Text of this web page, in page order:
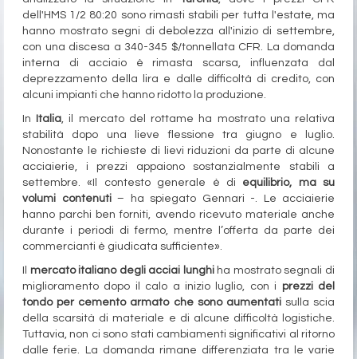
dell'HMS 1/2 80:20 sono rimasti stabili per tutta l'estate, ma
hanno mostrato segni di debolezza all'inizio di settembre,
con una discesa a 340-345 $/tonnellata CFR. La domanda
interna di acciaio è rimasta scarsa, influenzata dal
deprezzamento della lira e dalle difficoltà di credito, con
alcuni impianti che hanno ridotto la produzione.
In Italia, il mercato del rottame ha mostrato una relativa
stabilità dopo una lieve flessione tra giugno e luglio.
Nonostante le richieste di lievi riduzioni da parte di alcune
acciaierie, i prezzi appaiono sostanzialmente stabili a
settembre. «Il contesto generale è di equilibrio, ma su
volumi contenuti– ha spiegato Gennari -. Le acciaierie
hanno parchi ben forniti, avendo ricevuto materiale anche
durante i periodi di fermo, mentre l’offerta da parte dei
commercianti è giudicata sufficiente».
mercato italiano degli acciai lunghiha mostrato segnali di
miglioramento dopo il calo a inizio luglio, con i prezzi del
tondo per cemento armato che sono aumentatisulla scia
della scarsità di materiale e di alcune difficoltà logistiche.
Tuttavia, non ci sono stati cambiamenti significativi al ritorno
dalle ferie. La domanda rimane differenziata tra le varie